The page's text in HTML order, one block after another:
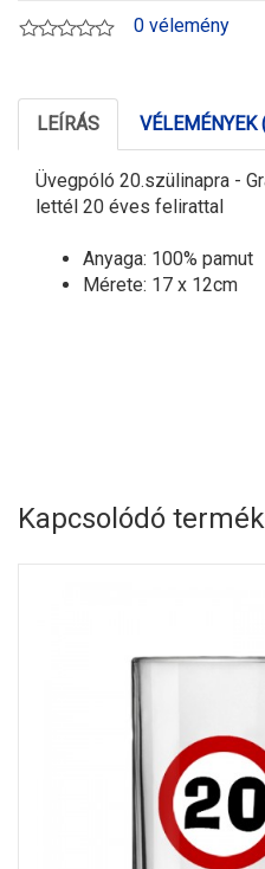
0 vélemény
LEÍRÁS VÉLEMÉNYEK
Üvegpóló 20.szülinapra -
lettél 20 éves felirattal
Anyaga: 100% pamut
Mérete: 17 x 12cm
Kapcsolódó